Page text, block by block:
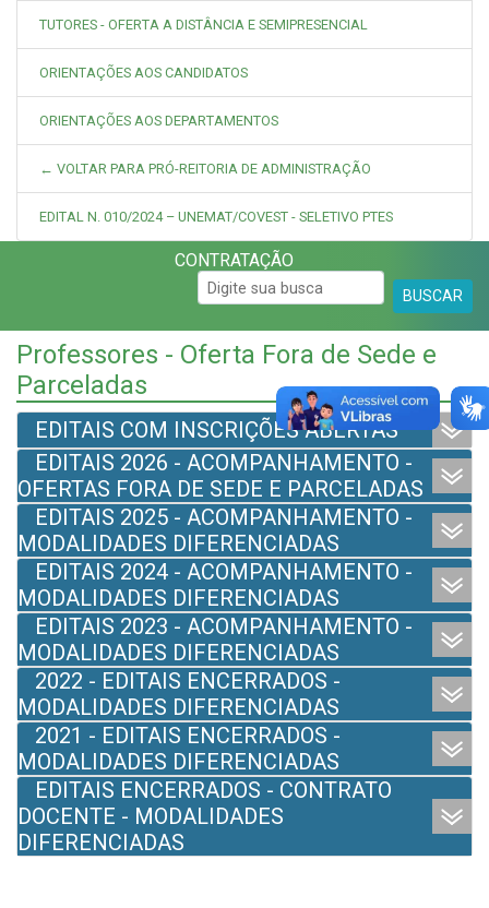
TUTORES - OFERTA A DISTÂNCIA E SEMIPRESENCIAL
ORIENTAÇÕES AOS CANDIDATOS
ORIENTAÇÕES AOS DEPARTAMENTOS
← VOLTAR PARA PRÓ-REITORIA DE ADMINISTRAÇÃO
EDITAL N. 010/2024 – UNEMAT/COVEST - SELETIVO PTES
CONTRATAÇÃO
BUSCAR
Professores - Oferta Fora de Sede e
Parceladas
EDITAIS COM INSCRIÇÕES ABERTAS
EDITAIS 2026 - ACOMPANHAMENTO -
OFERTAS FORA DE SEDE E PARCELADAS
EDITAIS 2025 - ACOMPANHAMENTO -
MODALIDADES DIFERENCIADAS
EDITAIS 2024 - ACOMPANHAMENTO -
MODALIDADES DIFERENCIADAS
EDITAIS 2023 - ACOMPANHAMENTO -
MODALIDADES DIFERENCIADAS
2022 - EDITAIS ENCERRADOS -
MODALIDADES DIFERENCIADAS
2021 - EDITAIS ENCERRADOS -
MODALIDADES DIFERENCIADAS
EDITAIS ENCERRADOS - CONTRATO
DOCENTE - MODALIDADES
DIFERENCIADAS